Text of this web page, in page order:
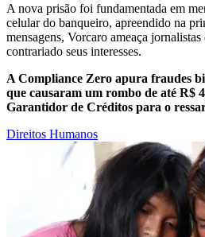
A nova prisão foi fundamentada em
celular do banqueiro, apreendido na
mensagens, Vorcaro ameaça jornalistas
contrariado seus interesses.
A Compliance Zero apura fraudes
que causaram um rombo de até R$
Garantidor de Créditos para o
Direitos Humanos